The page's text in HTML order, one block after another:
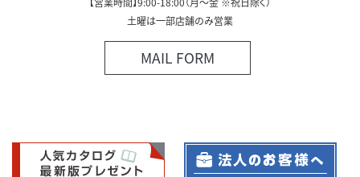
土曜は一部店舗のみ営業
MAIL FORM